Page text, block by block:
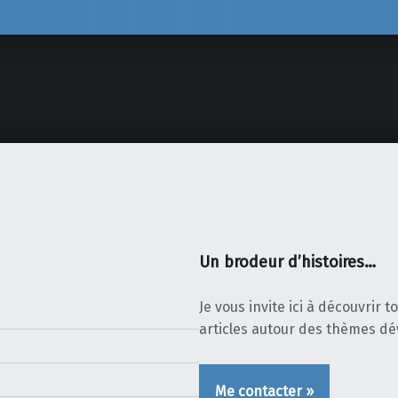
Un brodeur d’histoires…
Je vous invite ici à découvrir
articles autour des thèmes
Me contacter »